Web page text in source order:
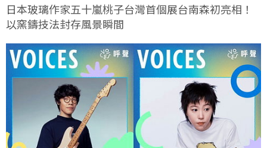
日本玻璃作家五十嵐桃子台灣首個展台南森初亮相！
以窯鑄技法封存風景瞬間